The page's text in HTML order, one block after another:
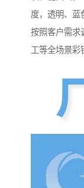
度，透明、蓝
按照客户需求
工等全场景彩